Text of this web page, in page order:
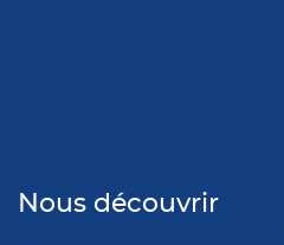
Nous découvrir